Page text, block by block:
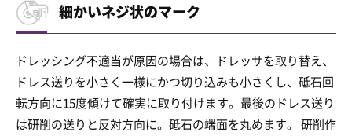
細かいネジ状のマーク
ドレッシング不適当が原因の場合は、ドレッサを取り替え、
ドレス送りを小さく一様にかつ切り込みも小さくし、砥石回
転方向に15度傾けて確実に取り付けます。最後のドレス送り
は研削の送りと反対方向に。砥石の端面を丸めます。 研削作